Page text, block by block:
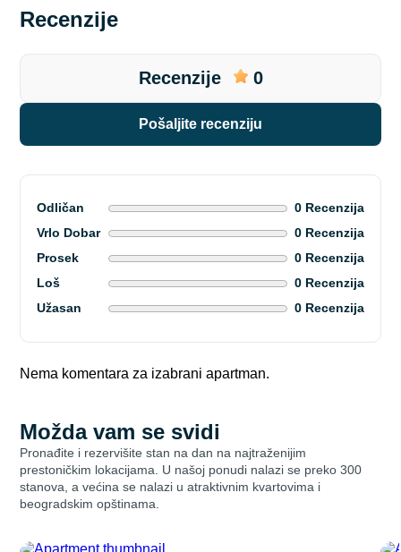
Recenzije
Recenzije 0
pošaljite recenziju
Odličan
0 Recenzija
Vrlo Dobar
0 Recenzija
Prosek
0 Recenzija
Loš
0 Recenzija
Užasan
0 Recenzija
Nema komentara za izabrani apartman.
Možda vam se svidi
Pronađite i rezervišite stan na dan na najtraženijim
prestoničkim lokacijama. U našoj ponudi nalazi se preko 300
stanova, a većina se nalazi u atraktivnim kvartovima i
beogradskim opštinama.